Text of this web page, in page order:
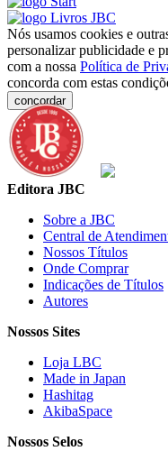
Nós usamos cookies e
personalizar publicidade e
com a nossa Política de
concorda com estas
concordar
Editora JBC
Sobre a JBC
Central de
Nossos Títulos
Onde Comprar
Indicações de Títulos
Autores
Nossos Sites
Loja LBC
Made in Japan
Hashitag
AkibaSpace
Nossos Selos